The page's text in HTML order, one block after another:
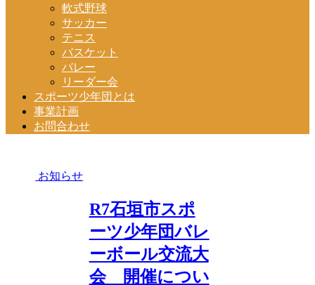
軟式野球
サッカー
テニス
バスケット
バレー
リーダー会
スポーツ少年団とは
事業計画
お問合わせ
お知らせ
R7石垣市スポ
ーツ少年団バレ
ーボール交流大
会 開催につい